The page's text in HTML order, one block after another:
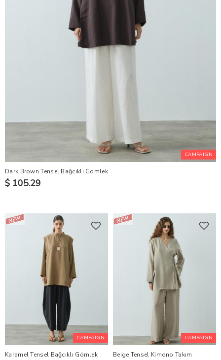
CAMPAIGN
Dark Brown Tensel Bağcıklı Gömlek
$ 105.29
CAMPAIGN
Karamel Tensel Bağcıklı Gömlek
CAMPAIGN
Beige Tensel Kimono Takım